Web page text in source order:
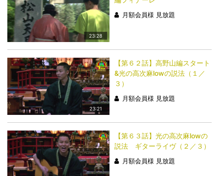
23:28
月額会員様 見放題
23:21
【第６２話】高野山編スタート
&光の高次麻lowの説法（１／
３）
月額会員様 見放題
【第６３話】光の高次麻lowの
説法 ギターライヴ（２／３）
月額会員様 見放題